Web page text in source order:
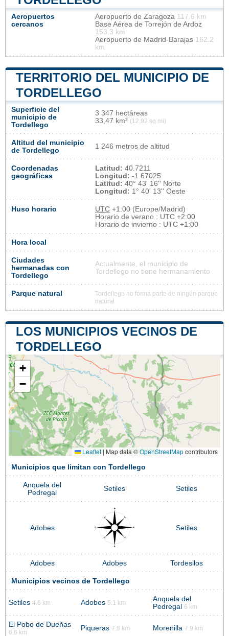
Aeropuertos
cercanos
Aeropuerto de Zaragoza 117.6 km
Base Aérea de Torrejón de Ardoz
153.3 km
Aeropuerto de Madrid-Barajas 162.2
km
TERRITORIO DEL MUNICIPIO DE
TORDELLEGO
Superficie del
municipio de
Tordellego
3 347 hectáreas
33,47 km² (12,92 sq mi)
Altitud del municipio
de Tordellego
1 246 metros de altitud
Coordenadas
geográficas
Latitud: 40.7211
Longitud: -1.67025
Latitud: 40° 43' 16'' Norte
Longitud: 1° 40' 13'' Oeste
Huso horario UTC +1:00 (Europe/Madrid)
Horario de verano : UTC +2:00
Horario de invierno : UTC +1:00
Hora local
Ciudades
hermanadas con
Tordellego
Actualmente, el municipio de
Tordellego no tiene hermanamiento
Parque natural
Tordellego no forma parte de ningún parque
natural
LOS MUNICIPIOS VECINOS DE
TORDELLEGO
+
−
Leaflet | Map data ©OpenStreetMapcontributors
Municipios que limitan con Tordellego
Anquela del
Pedregal
Setiles Setiles
Adobes Setiles
Adobes Adobes Tordesilos
Municipios vecinos de Tordellego
Setiles 4.6 km Adobes 5.1 km
Anquela del
Pedregal
6 km
El Pobo de Dueñas
6.6 km
Piqueras 7.8 km Morenilla 7.9 km